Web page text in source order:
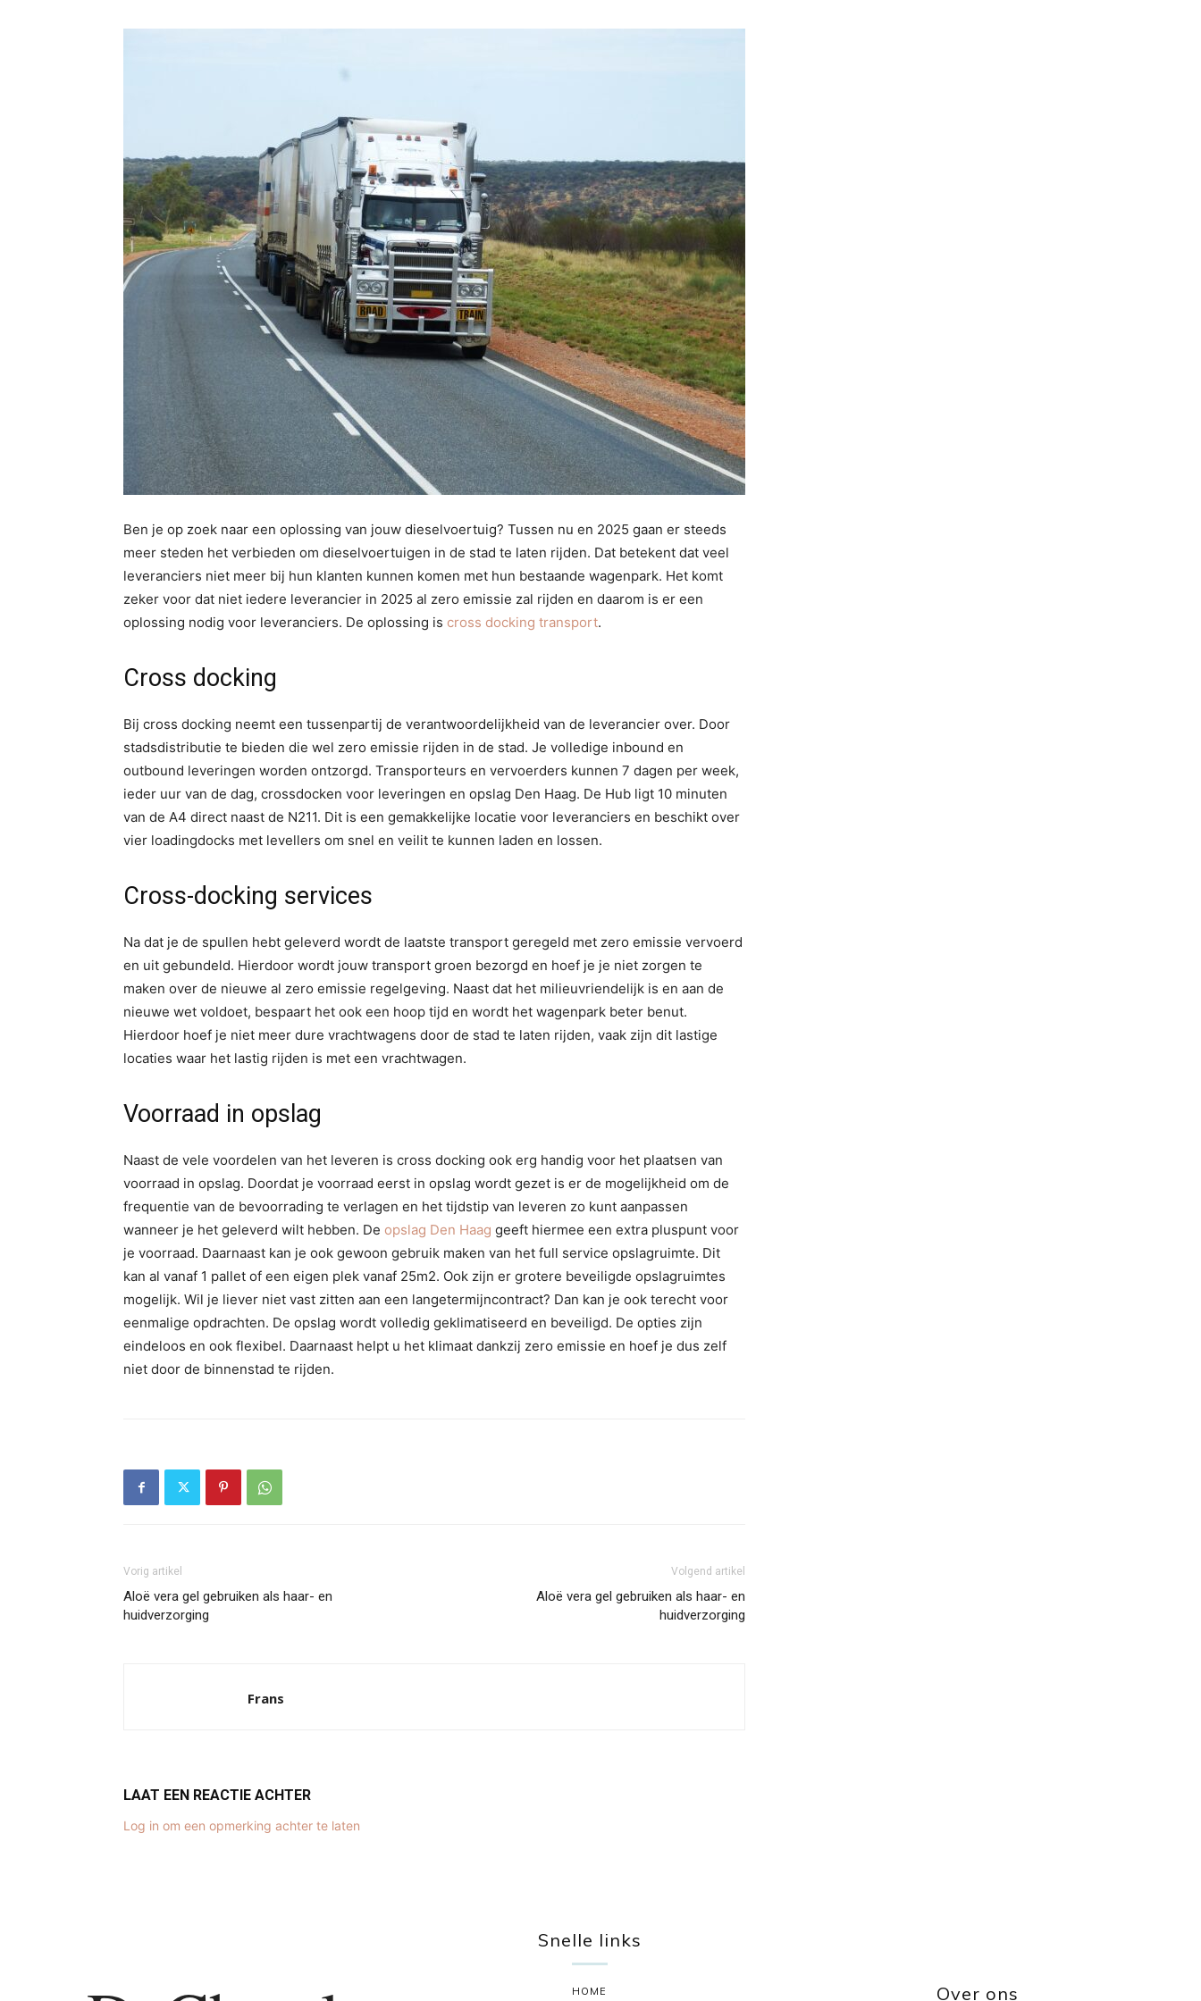
Ben je op zoek naar een oplossing van jouw dieselvoertuig? Tussen nu en 2025 gaan er steeds
meer steden het verbieden om dieselvoertuigen in de stad te laten rijden. Dat betekent dat veel
leveranciers niet meer bij hun klanten kunnen komen met hun bestaande wagenpark. Het komt
zeker voor dat niet iedere leverancier in 2025 al zero emissie zal rijden en daarom is er een
oplossing nodig voor leveranciers. De oplossing is cross docking transport.
Cross docking
Bij cross docking neemt een tussenpartij de verantwoordelijkheid van de leverancier over. Door
stadsdistributie te bieden die wel zero emissie rijden in de stad. Je volledige inbound en
outbound leveringen worden ontzorgd. Transporteurs en vervoerders kunnen 7 dagen per week,
ieder uur van de dag, crossdocken voor leveringen en opslag Den Haag. De Hub ligt 10 minuten
van de A4 direct naast de N211. Dit is een gemakkelijke locatie voor leveranciers en beschikt over
vier loadingdocks met levellers om snel en veilit te kunnen laden en lossen.
Cross-docking services
Na dat je de spullen hebt geleverd wordt de laatste transport geregeld met zero emissie vervoerd
en uit gebundeld. Hierdoor wordt jouw transport groen bezorgd en hoef je je niet zorgen te
maken over de nieuwe al zero emissie regelgeving. Naast dat het milieuvriendelijk is en aan de
nieuwe wet voldoet, bespaart het ook een hoop tijd en wordt het wagenpark beter benut.
Hierdoor hoef je niet meer dure vrachtwagens door de stad te laten rijden, vaak zijn dit lastige
locaties waar het lastig rijden is met een vrachtwagen.
Voorraad in opslag
Naast de vele voordelen van het leveren is cross docking ook erg handig voor het plaatsen van
voorraad in opslag. Doordat je voorraad eerst in opslag wordt gezet is er de mogelijkheid om de
frequentie van de bevoorrading te verlagen en het tijdstip van leveren zo kunt aanpassen
wanneer je het geleverd wilt hebben. De opslag Den Haag geeft hiermee een extra pluspunt voor
je voorraad. Daarnaast kan je ook gewoon gebruik maken van het full service opslagruimte. Dit
kan al vanaf 1 pallet of een eigen plek vanaf 25m2. Ook zijn er grotere beveiligde opslagruimtes
mogelijk. Wil je liever niet vast zitten aan een langetermijncontract? Dan kan je ook terecht voor
eenmalige opdrachten. De opslag wordt volledig geklimatiseerd en beveiligd. De opties zijn
eindeloos en ook flexibel. Daarnaast helpt u het klimaat dankzij zero emissie en hoef je dus zelf
niet door de binnenstad te rijden.
Vorig artikel
Aloë vera gel gebruiken als haar- en
huidverzorging
Volgend artikel
Aloë vera gel gebruiken als haar- en
huidverzorging
Frans
LAAT EEN REACTIE ACHTER
Log in om een opmerking achter te laten
Snelle links
HOME Over ons